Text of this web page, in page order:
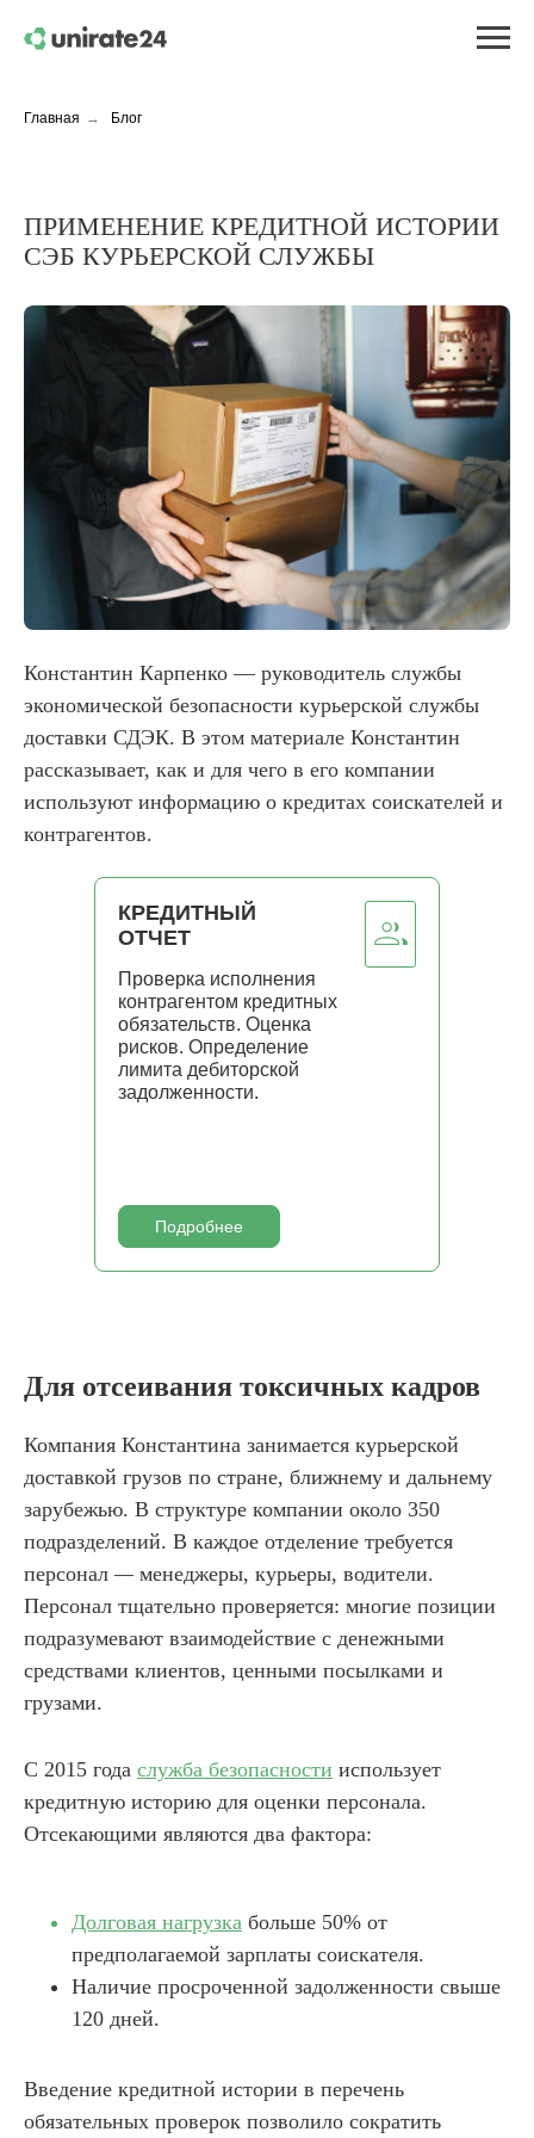
Главная → Блог
ПРИМЕНЕНИЕ КРЕДИТНОЙ ИСТОРИИ
СЭБ КУРЬЕРСКОЙ СЛУЖБЫ
Константин Карпенко — руководитель службы
экономической безопасности курьерской службы
доставки СДЭК. В этом материале Константин
рассказывает, как и для чего в его компании
используют информацию о кредитах соискателей и
контрагентов.
Подробнее
Проверка исполнения
контрагентом кредитных
обязательств. Оценка
рисков. Определение
лимита дебиторской
задолженности.
КРЕДИТНЫЙ
ОТЧЕТ
Для отсеивания токсичных кадров
Компания Константина занимается курьерской
доставкой грузов по стране, ближнему и дальнему
зарубежью. В структуре компании около 350
подразделений. В каждое отделение требуется
персонал — менеджеры, курьеры, водители.
Персонал тщательно проверяется: многие позиции
подразумевают взаимодействие с денежными
средствами клиентов, ценными посылками и
грузами.
С 2015 года служба безопасности использует
кредитную историю для оценки персонала.
Отсекающими являются два фактора:
Долговая нагрузка больше 50% от
предполагаемой зарплаты соискателя.
Наличие просроченной задолженности свыше
120 дней.
Введение кредитной истории в перечень
обязательных проверок позволило сократить